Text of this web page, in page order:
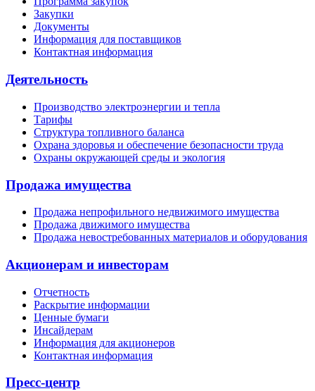
Закупки
Документы
Информация для поставщиков
Контактная информация
Деятельность
Производство электроэнергии и тепла
Тарифы
Структура топливного баланса
Охрана здоровья и обеспечение безопасности труда
Охраны окружающей среды и экология
Продажа имущества
Продажа непрофильного недвижимого имущества
Продажа движимого имущества
Продажа невостребованных материалов и оборудования
Акционерам и инвесторам
Отчетность
Раскрытие информации
Ценные бумаги
Инсайдерам
Информация для акционеров
Контактная информация
Пресс-центр